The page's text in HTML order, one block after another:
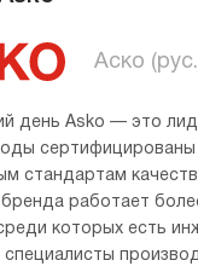
Аско
день Asko — это
сертифицированы
стандартам
работает
которых есть
специалисты